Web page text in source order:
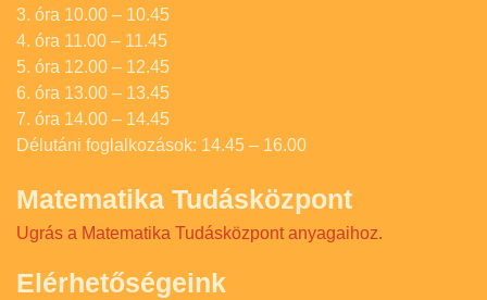
3. óra 10.00 – 10.45
4. óra 11.00 – 11.45
5. óra 12.00 – 12.45
6. óra 13.00 – 13.45
7. óra 14.00 – 14.45
Délutáni foglalkozások: 14.45 – 16.00
Matematika Tudásközpont
Ugrás a Matematika Tudásközpont anyagaihoz.
Elérhetőségeink